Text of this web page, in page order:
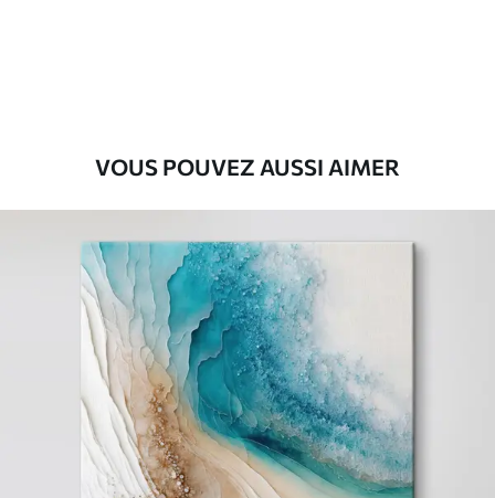
VOUS POUVEZ AUSSI AIMER